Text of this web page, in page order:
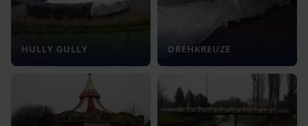
HULLY GULLY DREHKREUZE